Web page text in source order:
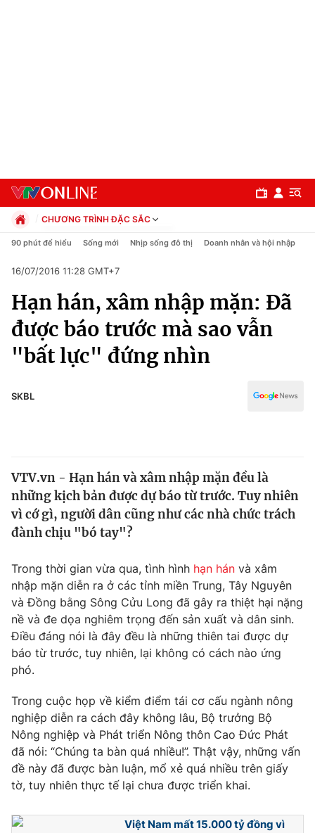
Chuyên mục
Chính trị
Xã hội
Pháp luật
Thế giới
Tin tức
Thế giới đó đây
Câu chuyện quốc tế
Kinh tế
Thị trường
Góc doanh nghiệp
Dữ liệu và đời sống
Truyền hình
Phim VTV
Hậu trường
Khán giả
Giải sao mai
Giải trí
Điện ảnh
Âm nhạc
Sao
Du lịch
Làm đẹp
Chất lượng cuộc sống
Giáo dục
Tuyển sinh
Học trực tuyến
Công nghệ
Sản phẩm
CHƯƠNG TRÌNH ĐẶC SẮC
Chính trị
Pháp luật
Kinh tế
Thể thao
Truyền hình
Văn hóa - Giải trí
90 phút để hiểu Sống mới Nhịp sống đô thị Doanh nhân và hội nhập
16/07/2016 11:28 GMT+7
Hạn hán, xâm nhập mặn: Đã
được báo trước mà sao vẫn
"bất lực" đứng nhìn
SKBL
VTV.vn - Hạn hán và xâm nhập mặn đều là
những kịch bản được dự báo từ trước. Tuy nhiên
vì cớ gì, người dân cũng như các nhà chức trách
đành chịu "bó tay"?
Trong thời gian vừa qua, tình hình hạn hán và xâm
nhập mặn diễn ra ở các tỉnh miền Trung, Tây Nguyên
và Đồng bằng Sông Cửu Long đã gây ra thiệt hại nặng
nề và đe dọa nghiêm trọng đến sản xuất và dân sinh.
Điều đáng nói là đây đều là những thiên tai được dự
báo từ trước, tuy nhiên, lại không có cách nào ứng
phó.
Trong cuộc họp về kiểm điểm tái cơ cấu ngành nông
nghiệp diễn ra cách đây không lâu, Bộ trưởng Bộ
Nông nghiệp và Phát triển Nông thôn Cao Đức Phát
đã nói: “Chúng ta bàn quá nhiều!”. Thật vậy, những vấn
đề này đã được bàn luận, mổ xẻ quá nhiều trên giấy
tờ, tuy nhiên thực tế lại chưa được triển khai.
Việt Nam mất 15.000 tỷ đồng vì